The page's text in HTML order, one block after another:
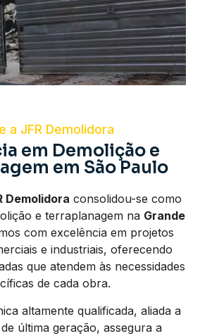
a JFR Demolidora
em Demolição e
em São Paulo
Demolidora consolidou-se como
e terraplanagem na Grande
com excelência em projetos
e industriais, oferecendo
que atendem às necessidades
de cada obra.
altamente qualificada, aliada a
última geração, assegura a